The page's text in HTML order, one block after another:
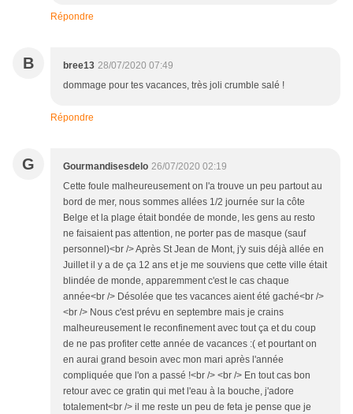
Répondre
B bree13 28/07/2020 07:49
dommage pour tes vacances, très joli crumble salé !
Répondre
G Gourmandisesdelo 26/07/2020 02:19
Cette foule malheureusement on l'a trouve un peu partout au
bord de mer, nous sommes allées 1/2 journée sur la côte
Belge et la plage était bondée de monde, les gens au resto
ne faisaient pas attention, ne porter pas de masque (sauf
personnel)<br /> Après St Jean de Mont, j'y suis déjà allée en
Juillet il y a de ça 12 ans et je me souviens que cette ville était
blindée de monde, apparemment c'est le cas chaque
année<br /> Désolée que tes vacances aient été gaché<br />
<br /> Nous c'est prévu en septembre mais je crains
malheureusement le reconfinement avec tout ça et du coup
de ne pas profiter cette année de vacances :( et pourtant on
en aurai grand besoin avec mon mari après l'année
compliquée que l'on a passé !<br /> <br /> En tout cas bon
retour avec ce gratin qui met l'eau à la bouche, j'adore
totalement<br /> il me reste un peu de feta je pense que je